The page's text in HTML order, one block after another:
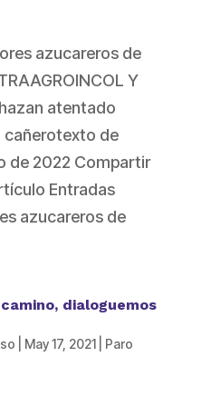
azucareros de
Y
atentado
de
de 2022 Compartir
Entradas
azucareros de
dialoguemos
May 17, 2021| Paro